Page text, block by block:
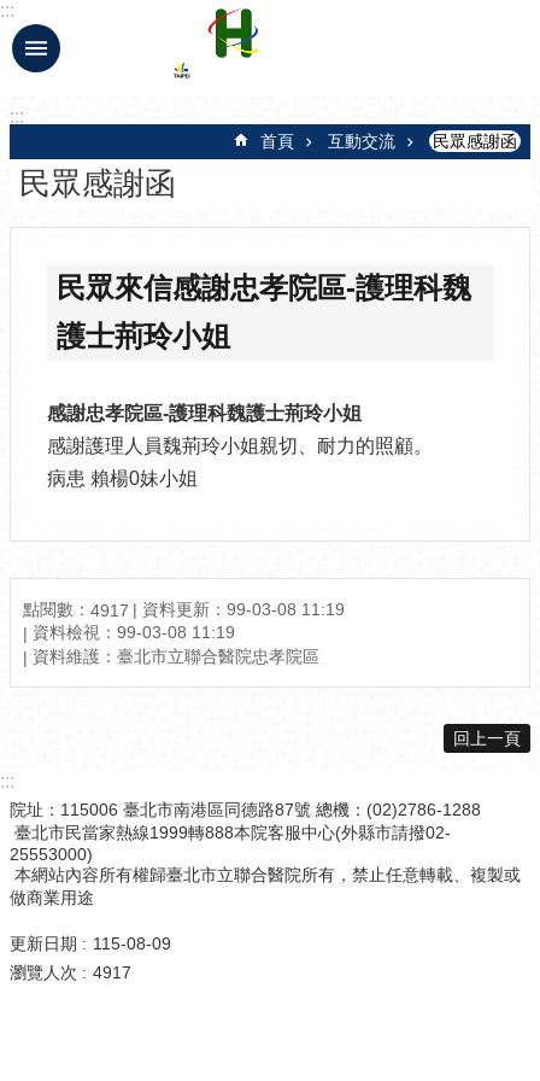
跳到主要內容區塊
:::
:::
首頁 互動交流 民眾感謝函
民眾感謝函
民眾來信感謝忠孝院區-護理科魏
護士荊玲小姐
感謝忠孝院區-護理科魏護士荊玲小姐
感謝護理人員魏荊玲小姐親切、耐力的照顧。
病患 賴楊0妹小姐
點閱數： 4917
資料更新：99-03-08 11:19
資料檢視：99-03-08 11:19
資料維護：臺北市立聯合醫院忠孝院區
回上一頁
:::
院址：115006 臺北市南港區同德路87號 總機：(02)2786-1288
臺北市民當家熱線1999轉888本院客服中心(外縣市請撥02-
25553000)
本網站內容所有權歸臺北市立聯合醫院所有，禁止任意轉載、複製或
做商業用途
更新日期
115-08-09
瀏覽人次
4917